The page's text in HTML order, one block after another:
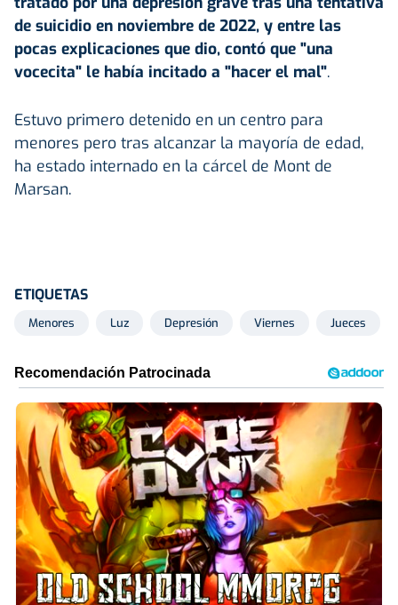
de suicidio en noviembre de 2022, y entre las
pocas explicaciones que dio, contó que "una
vocecita" le había incitado a "hacer el mal".
Estuvo primero detenido en un centro para
menores pero tras alcanzar la mayoría de edad,
ha estado internado en la cárcel de Mont de
Marsan.
ETIQUETAS
Menores Luz Depresión Viernes Jueces